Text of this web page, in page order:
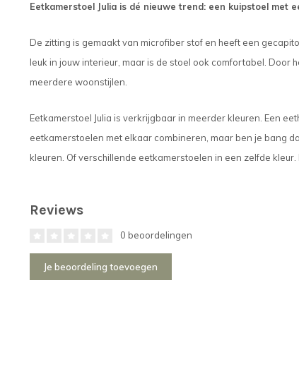
Eetkamerstoel Julia is dé nieuwe trend: een kuipstoel met
De zitting is gemaakt van microfiber stof en heeft een
leuk in jouw interieur, maar is de stoel ook comfortabel. Door
meerdere woonstijlen.
Eetkamerstoel Julia is verkrijgbaar in meerder kleuren. Een
eetkamerstoelen met elkaar combineren, maar ben je bang
kleuren. Of verschillende eetkamerstoelen in een zelfde kleur.
Reviews
0 beoordelingen
Je beoordeling toevoegen